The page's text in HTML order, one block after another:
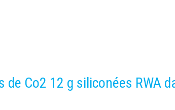
Co2 12 g siliconées RWA